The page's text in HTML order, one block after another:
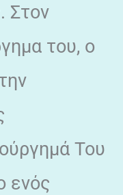
Στον
του, ο
Του
ενός